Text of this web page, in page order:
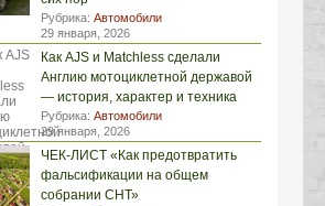
Рубрика: Автомобили
29 января, 2026
Как AJS и Matchless сделали
Англию мотоциклетной державой
— история, характер и техника
Рубрика: Автомобили
29 января, 2026
ЧЕК-ЛИСТ «Как предотвратить
фальсификации на общем
собрании СНТ»